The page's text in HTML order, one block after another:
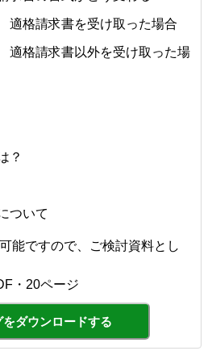
格請求書を受け取った場合
格請求書以外を受け取った場
？
ついて
能ですので、ご検討資料とし
・20ページ
をダウンロードする